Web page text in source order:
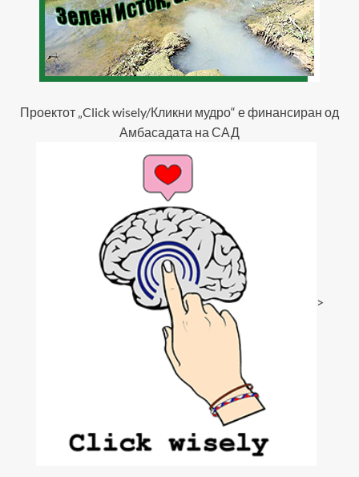
Проектот „Click wisely/Кликни мудро“ е финансиран од
Амбасадата на САД
>